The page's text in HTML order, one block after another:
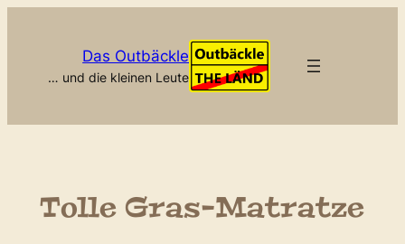
Das Outbäckle
… und die kleinen Leute
Tolle Gras-Matratze